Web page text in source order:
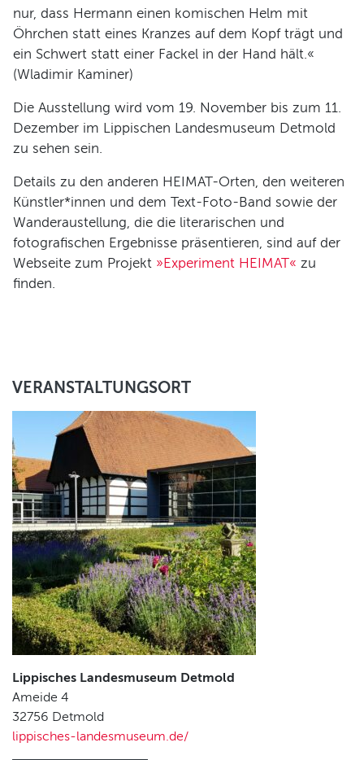
nur, dass Hermann einen komischen Helm mit
Öhrchen statt eines Kranzes auf dem Kopf trägt und
ein Schwert statt einer Fackel in der Hand hält.«
(Wladimir Kaminer)
Die Ausstellung wird vom 19. November bis zum 11.
Dezember im Lippischen Landesmuseum Detmold
zu sehen sein.
Details zu den anderen HEIMAT-Orten, den weiteren
Künstler*innen und dem Text-Foto-Band sowie der
Wanderaustellung, die die literarischen und
fotografischen Ergebnisse präsentieren, sind auf der
Webseite zum Projekt »Experiment HEIMAT« zu
finden.
VERANSTALTUNGSORT
Lippisches Landesmuseum Detmold
Ameide 4
32756 Detmold
lippisches-landesmuseum.de/